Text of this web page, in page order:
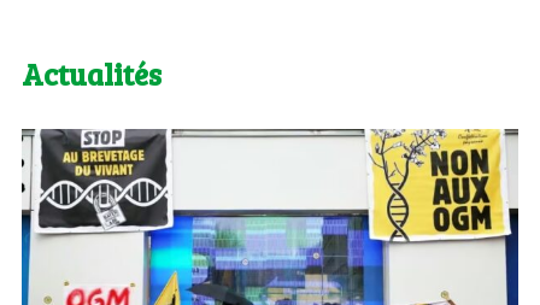
Actualités